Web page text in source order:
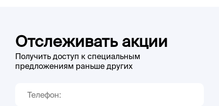
Отслеживать акции
Получить доступ к специальным
предложениям раньше других